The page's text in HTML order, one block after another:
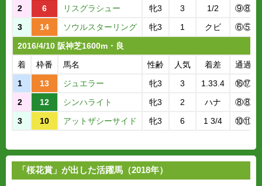
2
6 リスグラシュー 牝3 3 1/2
⑨⑧
3
14 ソウルスターリング 牝3 1 クビ
⑥⑤
2016/4/10 阪神芝1600m・良
着
枠番 馬名 性齢 人気 着差
通過順
1
13 ジュエラー 牝3 3 1.33.4
⑯⑰
2
12 シンハライト 牝3 2 ハナ
⑧⑧
3
10 アットザシーサイド 牝3 6 1 3/4 ⑩⑪
「桜花賞」が出した活躍馬（2018年）